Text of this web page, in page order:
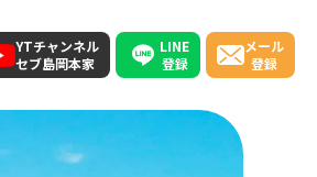
YTチャンネル
セブ島岡本家
LINE
登録
メール
登録